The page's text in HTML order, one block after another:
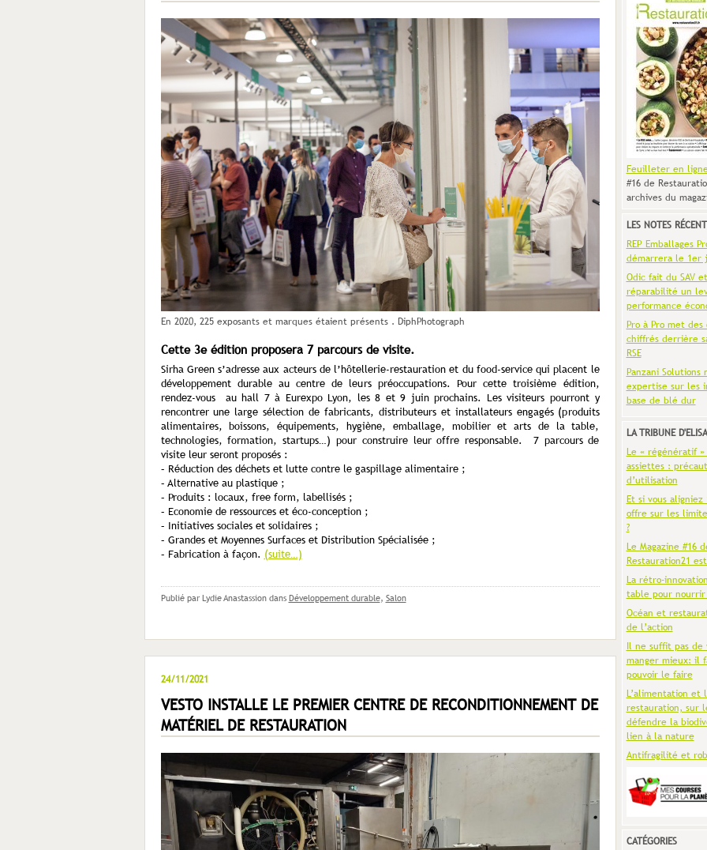
En 2020, 225 exposants et marques étaient présents . DiphPhotograph
Cette 3e édition proposera 7 parcours de visite.
Sirha Green s’adresse aux acteurs de l’hôtellerie-restauration et du food-service qui placent le
développement durable au centre de leurs préoccupations. Pour cette troisième édition,
rendez-vous au hall 7 à Eurexpo Lyon, les 8 et 9 juin prochains. Les visiteurs pourront y
rencontrer une large sélection de fabricants, distributeurs et installateurs engagés (produits
alimentaires, boissons, équipements, hygiène, emballage, mobilier et arts de la table,
technologies, formation, startups…) pour construire leur offre responsable. 7 parcours de
visite leur seront proposés :
– Réduction des déchets et lutte contre le gaspillage alimentaire ;
– Alternative au plastique ;
– Produits : locaux, free form, labellisés ;
– Economie de ressources et éco-conception ;
– Initiatives sociales et solidaires ;
– Grandes et Moyennes Surfaces et Distribution Spécialisée ;
– Fabrication à façon. (suite…)
Publié par Lydie Anastassion dans Développement durable, Salon
24/11/2021
VESTO INSTALLE LE PREMIER CENTRE DE RECONDITIONNEMENT DE
MATÉRIEL DE RESTAURATION
Feuilleter en
#16 de
archives du
LES NOTES
REP Emballages
démarrera le 1er
Odic fait du SAV
réparabilité un
performance
Pro à Pro met
chiffrés derrière
RSE
Panzani Solutions
expertise sur les
base de blé dur
LA TRIBUNE
Le « régénératif »
assiettes :
d’utilisation
Et si vous aligniez
offre sur les
?
Le Magazine #16
Restauration21
La rétro-
table pour
Océan et
de l’action
Il ne suffit pas de
manger mieux: il
pouvoir le faire
L’alimentation et
restauration, sur
défendre la
lien à la nature
Antifragilité et
CATÉGORIES